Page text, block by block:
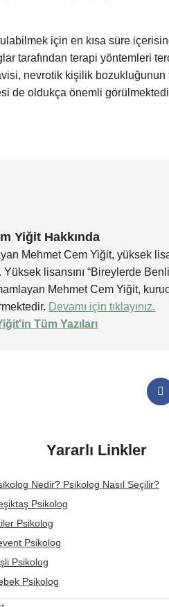
için en kısa süre
tarafından terapi yöntemleri
nevrotik kişilik
de oldukça önemli
Yiğit Hakkında
Mehmet Cem Yiğit, yüksek
lisansını “Bireylerde
Mehmet Cem Yiğit,
Devamı için tıklayınız.
Tüm Yazıları
Yararlı Linkler
Nedir? Psikolog Nasıl Seçilir?
Psikolog
Psikolog
Psikolog
Psikolog
Psikolog